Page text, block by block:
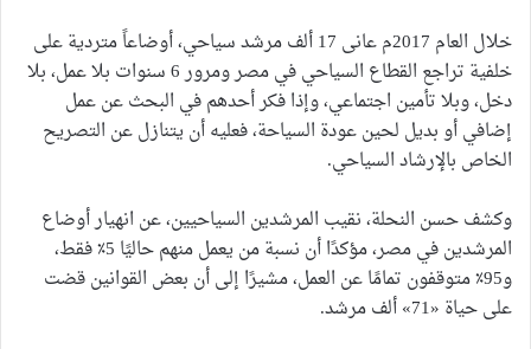
خلال العام 2017م عانى 17 ألف مرشد سياحي، أوضاعاً متردية على
خلفية تراجع القطاع السياحي في مصر ومرور 6 سنوات بلا عمل، بلا
دخل، وبلا تأمين اجتماعي، وإذا فكر أحدهم في البحث عن عمل
إضافي أو بديل لحين عودة السياحة، فعليه أن يتنازل عن التصريح
الخاص بالإرشاد السياحي.
وكشف حسن النحلة، نقيب المرشدين السياحيين، عن انهيار أوضاع
المرشدين في مصر، مؤكدًا أن نسبة من يعمل منهم حاليًا 5٪ فقط،
و95٪ متوقفون تمامًا عن العمل، مشيرًا إلى أن بعض القوانين قضت
على حياة «71» ألف مرشد.